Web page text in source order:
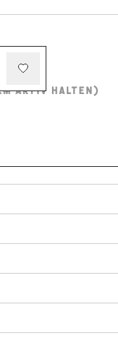
AKTIV HALTEN)